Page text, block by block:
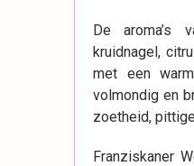
De aroma’s
kruidnagel,
met een
volmondig en
zoetheid,
Franziskaner